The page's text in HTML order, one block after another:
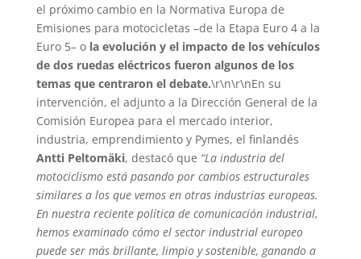
el próximo cambio en la Normativa Europa de
Emisiones para motocicletas –de la Etapa Euro 4 a la
Euro 5– o la evolución y el impacto de los vehículos
de dos ruedas eléctricos fueron algunos de los
temas que centraron el debate.\r\n\r\nEn su
intervención, el adjunto a la Dirección General de la
Comisión Europea para el mercado interior,
industria, emprendimiento y Pymes, el finlandés
Antti Peltomäki, destacó que “La industria del
motociclismo está pasando por cambios estructurales
similares a los que vemos en otras industrias europeas.
En nuestra reciente política de comunicación industrial,
hemos examinado cómo el sector industrial europeo
puede ser más brillante, limpio y sostenible, ganando a